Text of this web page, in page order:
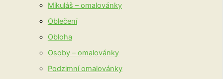
Mikuláš – omalovánky
Oblečení
Obloha
Osoby – omalovánky
Podzimní omalovánky